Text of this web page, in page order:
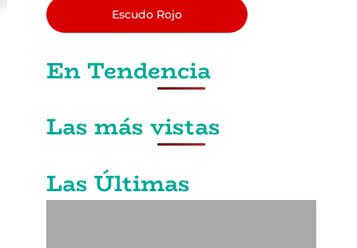
Escudo Rojo
En Tendencia
Las más vistas
Las Últimas